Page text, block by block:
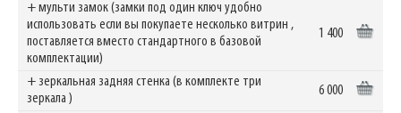
+ мульти замок (замки под один ключ удобно
использовать если вы покупаете несколько витрин ,
поставляется вместо стандартного в базовой
комплектации)
1 400
+ зеркальная задняя стенка (в комплекте три
зеркала )
6 000